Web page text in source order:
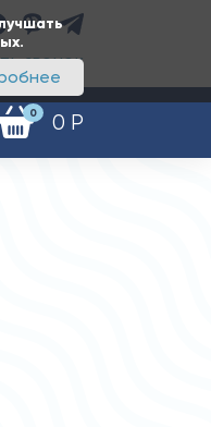
звонок
0 0 Р